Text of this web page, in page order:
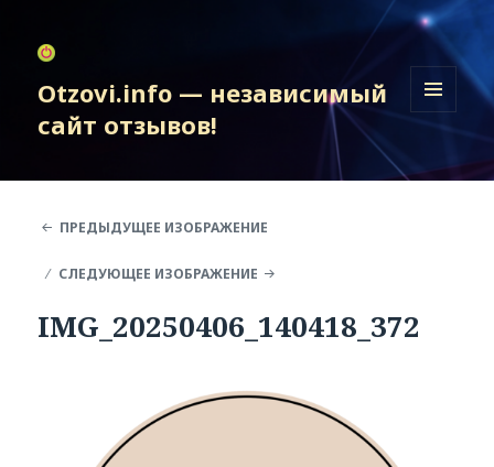
Otzovi.info — независимый
сайт отзывов!
ПРЕДЫДУЩЕЕ ИЗОБРАЖЕНИЕ
СЛЕДУЮЩЕЕ ИЗОБРАЖЕНИЕ
IMG_20250406_140418_372